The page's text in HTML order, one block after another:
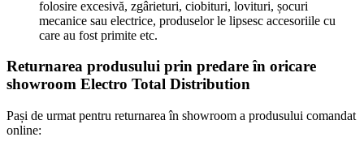
folosire excesivă, zgârieturi, ciobituri, lovituri, șocuri
mecanice sau electrice, produselor le lipsesc accesoriile cu
care au fost primite etc.
Returnarea produsului prin predare în oricare
showroom Electro Total Distribution
Pași de urmat pentru returnarea în showroom a produsului comandat
online: